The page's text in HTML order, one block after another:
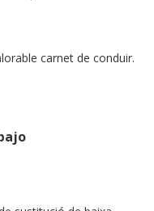
carnet de conduir.